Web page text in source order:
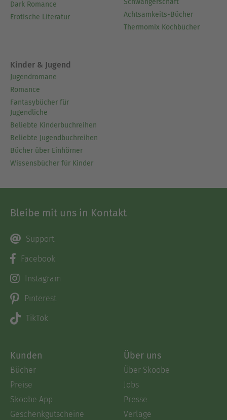
Dark Romance
Erotische Literatur
Schwangerschaft
Achtsamkeits-Bücher
Thermomix Kochbücher
Kinder & Jugend
Jugendromane
Romance
Fantasybücher für
Jugendliche
Beliebte Kinderbuchreihen
Beliebte Jugendbuchreihen
Bücher über Einhörner
Wissensbücher für Kinder
Bleibe mit uns in Kontakt
Support
Facebook
Instagram
Pinterest
TikTok
Kunden
Bücher
Preise
Skoobe App
Geschenkgutscheine
Über uns
Über Skoobe
Jobs
Presse
Verlage